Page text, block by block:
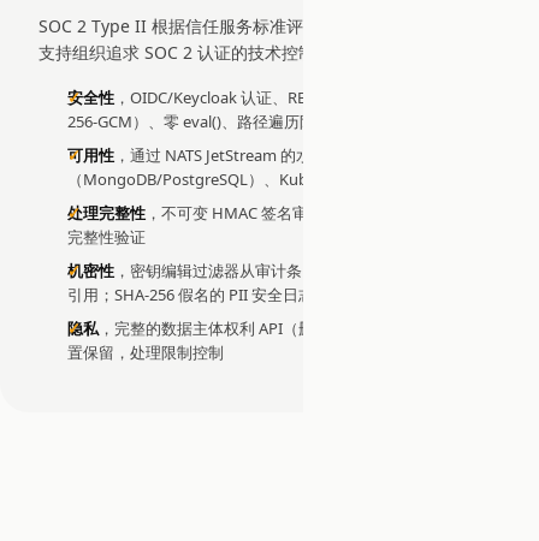
SOC 2 Type II 根据信任服务标准评估系统。EDDI 的架构提供
支持组织追求 SOC 2 认证的技术控制：
安全性 ，OIDC/Keycloak 认证、RBAC、Secrets Vault（AES-
256-GCM）、零 eval()、路径遍历防护、URL 验证
可用性 ，通过 NATS JetStream 的水平扩展、双数据库支持
（MongoDB/PostgreSQL）、Kubernetes 原生部署
处理完整性 ，不可变 HMAC 签名审计账本，每项操作均有加密
完整性验证
机密性 ，密钥编辑过滤器从审计条目中清除 API 密钥和保险库
引用；SHA-256 假名的 PII 安全日志记录
隐私，完整的数据主体权利 API（删除、导出、限制），可配
置保留，处理限制控制